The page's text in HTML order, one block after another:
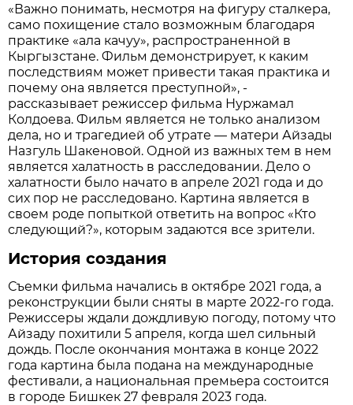
«Важно понимать, несмотря на фигуру сталкера,
само похищение стало возможным благодаря
практике «ала качуу», распространенной в
Кыргызстане. Фильм демонстрирует, к каким
последствиям может привести такая практика и
почему она является преступной», -
рассказывает режиссер фильма Нуржамал
Колдоева. Фильм является не только анализом
дела, но и трагедией об утрате — матери Айзады
Назгуль Шакеновой. Одной из важных тем в нем
является халатность в расследовании. Дело о
халатности было начато в апреле 2021 года и до
сих пор не расследовано. Картина является в
своем роде попыткой ответить на вопрос «Кто
следующий?», которым задаются все зрители.
История создания
Съемки фильма начались в октябре 2021 года, а
реконструкции были сняты в марте 2022-го года.
Режиссеры ждали дождливую погоду, потому что
Айзаду похитили 5 апреля, когда шел сильный
дождь. После окончания монтажа в конце 2022
года картина была подана на международные
фестивали, а национальная премьера состоится
в городе Бишкек 27 февраля 2023 года.